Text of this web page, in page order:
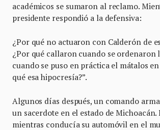
académicos se sumaron al reclamo.
presidente respondió a la defensiva:
¿Por qué no actuaron con Calderón de
¿Por qué callaron cuando se ordenaron
cuando se puso en práctica el mátalos
qué esa hipocresía?”.
Algunos días después, un comando
un sacerdote en el estado de
mientras conducía su automóvil en el